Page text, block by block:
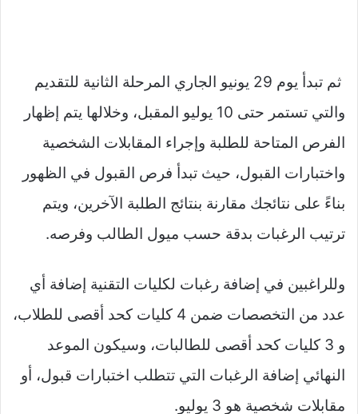
ثم تبدأ يوم 29 يونيو الجاري المرحلة الثانية للتقديم
والتي تستمر حتى 10 يوليو المقبل، وخلالها يتم إظهار
الفرص المتاحة للطلبة وإجراء المقابلات الشخصية
واختبارات القبول، حيث تبدأ فرص القبول في الظهور
بناءً على نتائجك مقارنة بنتائج الطلبة الآخرين، ويتم
ترتيب الرغبات بدقة حسب ميول الطالب وفرصه.
وللراغبين في إضافة رغبات لكليات التقنية إضافة أي
عدد من التخصصات ضمن 4 كليات كحد أقصى للطلاب،
و 3 كليات كحد أقصى للطالبات، وسيكون الموعد
النهائي إضافة الرغبات التي تتطلب اختبارات قبول، أو
مقابلات شخصية هو 3 يوليو.